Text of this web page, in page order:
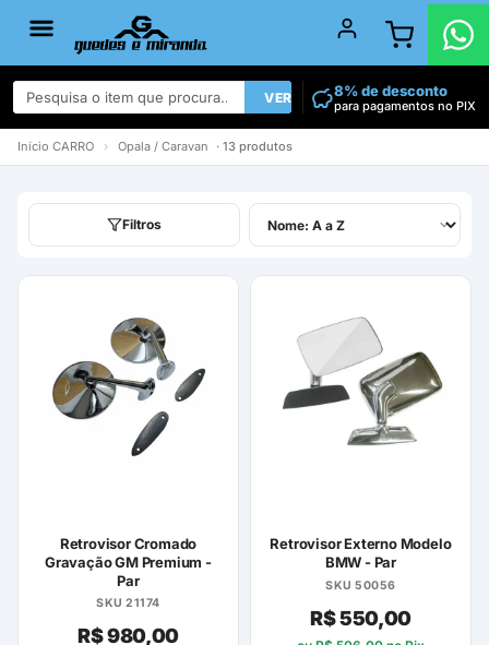
VER TODOS8% de desconto
para pagamentos no PIX
Início CARRO › Opala / Caravan · 13 produtos
Filtros
Retrovisor Cromado
Gravação GM Premium -
Par
SKU 21174
R$980,00
Retrovisor Externo Modelo
BMW - Par
SKU 50056
R$550,00